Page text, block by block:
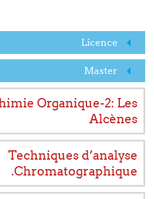
Licence
Master
Organique-2: Les
Alcènes
Techniques d’analyse
Chromatographique.